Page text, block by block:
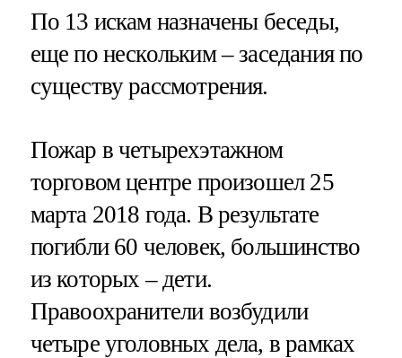
По 13 искам назначены беседы,
еще по нескольким – заседания по
существу рассмотрения.
Пожар в четырехэтажном
торговом центре произошел 25
марта 2018 года. В результате
погибли 60 человек, большинство
из которых – дети.
Правоохранители возбудили
четыре уголовных дела, в рамках